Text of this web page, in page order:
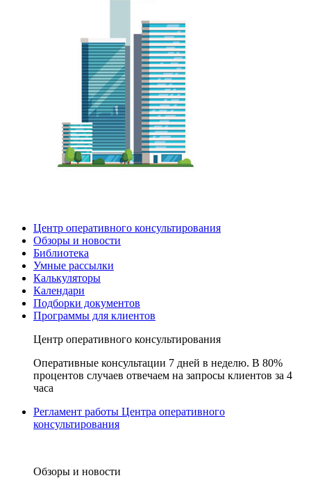
Центр оперативного консультирования
Обзоры и новости
Библиотека
Умные рассылки
Калькуляторы
Календари
Подборки документов
Программы для клиентов
Центр оперативного консультирования
Оперативные консультации 7 дней в неделю. В 80%
процентов случаев отвечаем на запросы клиентов за 4
часа
Регламент работы Центра оперативного
консультирования
Обзоры и новости